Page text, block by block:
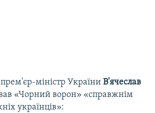
міністр України В'ячеслав
«Чорний ворон» «справжнім
українців»: